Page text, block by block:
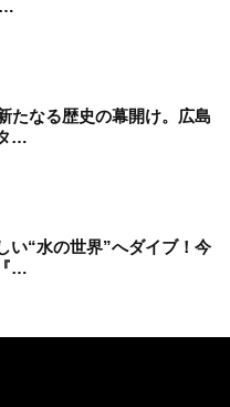
たなる歴史の幕開け。広島
…
い“水の世界”へダイブ！今
…